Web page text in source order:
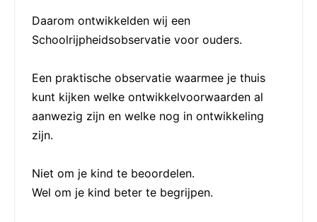
Daarom ontwikkelden wij een
Schoolrijpheidsobservatie voor ouders.
Een praktische observatie waarmee je thuis
kunt kijken welke ontwikkelvoorwaarden al
aanwezig zijn en welke nog in ontwikkeling
zijn.
Niet om je kind te beoordelen.
Wel om je kind beter te begrijpen.